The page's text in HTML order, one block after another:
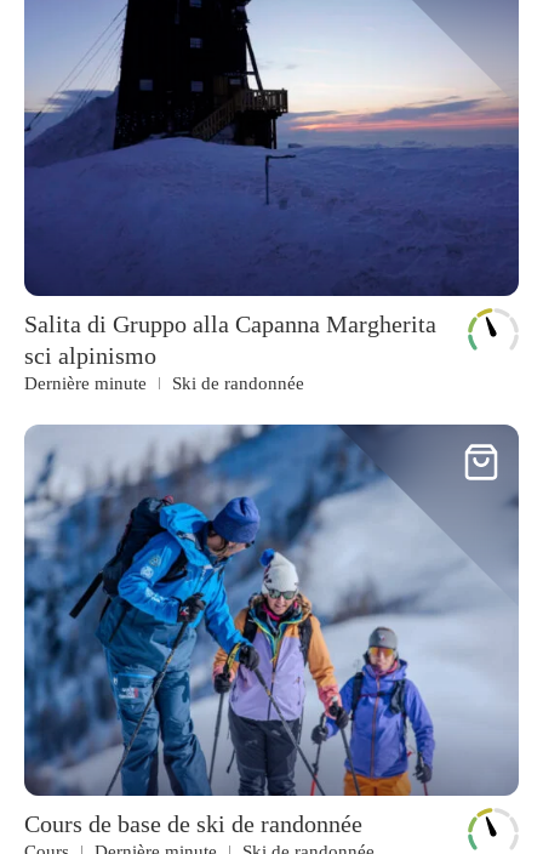
Salita di Gruppo alla Capanna Margherita
sci alpinismo
Dernière minute Ski de randonnée
Cours de base de ski de randonnée